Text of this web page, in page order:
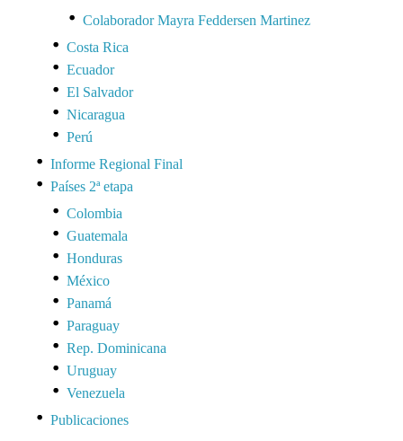
Colaborador Mayra Feddersen Martinez
Costa Rica
Ecuador
El Salvador
Nicaragua
Perú
Informe Regional Final
Países 2ª etapa
Colombia
Guatemala
Honduras
México
Panamá
Paraguay
Rep. Dominicana
Uruguay
Venezuela
Publicaciones